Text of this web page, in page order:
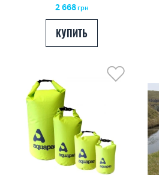
2 668грн
КУПИТЬ